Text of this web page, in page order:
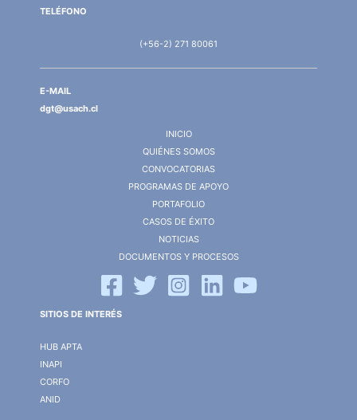
TELÉFONO
(+56-2) 271 80061
E-MAIL
dgt@usach.cl
INICIO
QUIÉNES SOMOS
CONVOCATORIAS
PROGRAMAS DE APOYO
PORTAFOLIO
CASOS DE ÉXITO
NOTICIAS
DOCUMENTOS Y PROCESOS
SITIOS DE INTERÉS
HUB APTA
INAPI
CORFO
ANID